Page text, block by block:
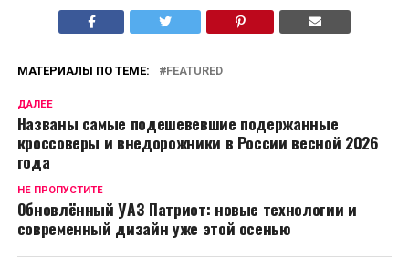
МАТЕРИАЛЫ ПО ТЕМЕ: FEATURED
ДАЛЕЕ
Названы самые подешевевшие подержанные
кроссоверы и внедорожники в России весной 2026
года
НЕ ПРОПУСТИТЕ
Обновлённый УАЗ Патриот: новые технологии и
современный дизайн уже этой осенью